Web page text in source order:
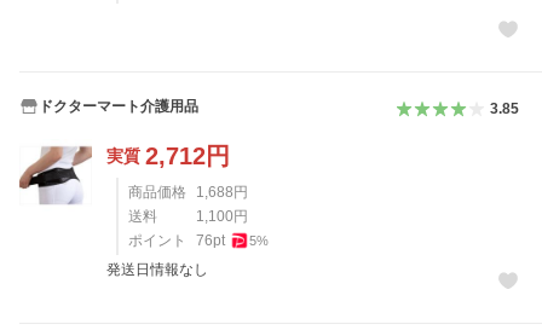
ドクターマート介護用品 3.85
実質 2,712円
商品価格 1,688 円
送料
1,100 円
ポイント
76pt 5%
発送日情報なし